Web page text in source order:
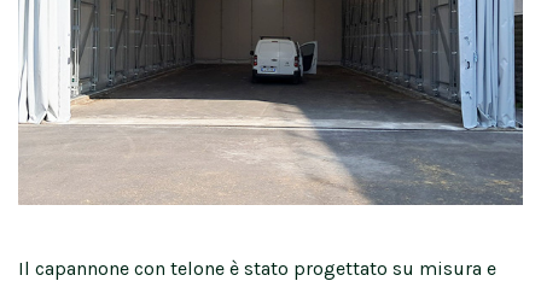
Il capannone con telone è stato progettato su misura e